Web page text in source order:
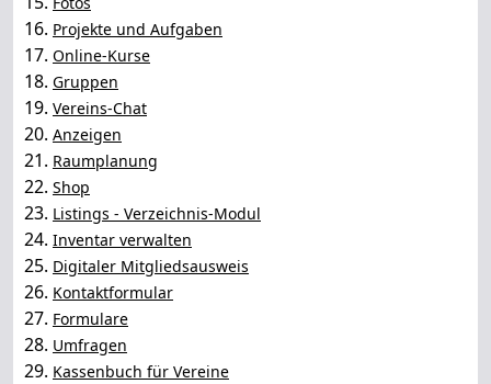
16. Projekte und Aufgaben
17. Online-Kurse
18. Gruppen
19. Vereins-Chat
20. Anzeigen
21. Raumplanung
22. Shop
23. Listings - Verzeichnis-Modul
24. Inventar verwalten
25. Digitaler Mitgliedsausweis
26. Kontaktformular
27. Formulare
28. Umfragen
29. Kassenbuch für Vereine